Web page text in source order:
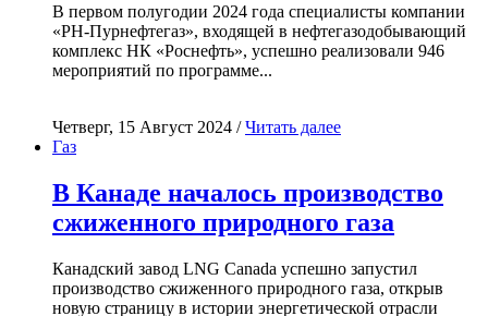
В первом полугодии 2024 года специалисты компании
«РН-Пурнефтегаз», входящей в нефтегазодобывающий
комплекс НК «Роснефть», успешно реализовали 946
мероприятий по программе...
Четверг, 15 Август 2024 /Читать далее
Газ
В Канаде началось производство
сжиженного природного газа
Канадский завод LNG Canada успешно запустил
производство сжиженного природного газа, открыв
новую страницу в истории энергетической отрасли